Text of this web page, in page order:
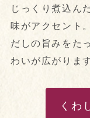
じっくり煮込ん
味がアクセント。
だしの旨みをた
わいが広がりま
くわ